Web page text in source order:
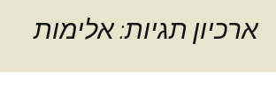
ארכיון תגיות: אלימות